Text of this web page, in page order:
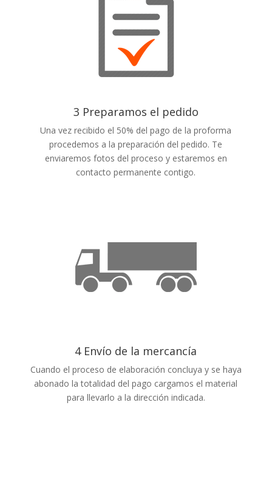
3 Preparamos el pedido
Una vez recibido el 50% del pago de la proforma
procedemos a la preparación del pedido. Te
enviaremos fotos del proceso y estaremos en
contacto permanente contigo.
4 Envío de la mercancía
Cuando el proceso de elaboración concluya y se haya
abonado la totalidad del pago cargamos el material
para llevarlo a la dirección indicada.